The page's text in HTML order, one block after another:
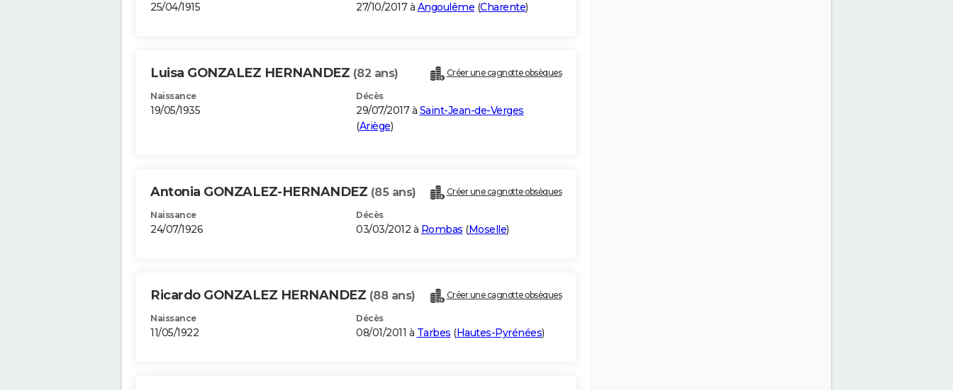
25/04/1915 27/10/2017 à Angoulême (Charente)
Luisa GONZALEZ HERNANDEZ (82 ans) Créer une cagnotte obsèques
Naissance
19/05/1935
Décès
29/07/2017 à Saint-Jean-de-Verges
(Ariège)
Antonia GONZALEZ-HERNANDEZ (85 ans) Créer une cagnotte obsèques
Naissance
24/07/1926
Décès
03/03/2012 à Rombas (Moselle)
Ricardo GONZALEZ HERNANDEZ (88 ans) Créer une cagnotte obsèques
Naissance
11/05/1922
Décès
08/01/2011 à Tarbes (Hautes-Pyrénées)